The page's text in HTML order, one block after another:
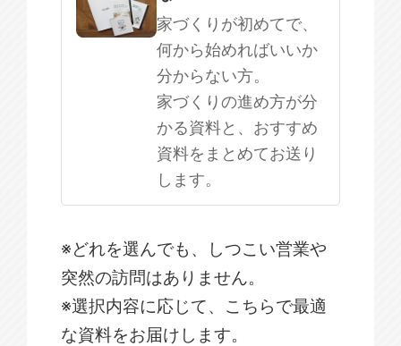
家づくりが初めてで、
何から始めればいいか
分からない方。
家づくりの進め方が分
かる資料と、おすすめ
資料をまとめてお送り
します。
※どれを選んでも、しつこい営業や
突然の訪問はありません。
※選択内容に応じて、こちらで最適
な資料をお届けします。